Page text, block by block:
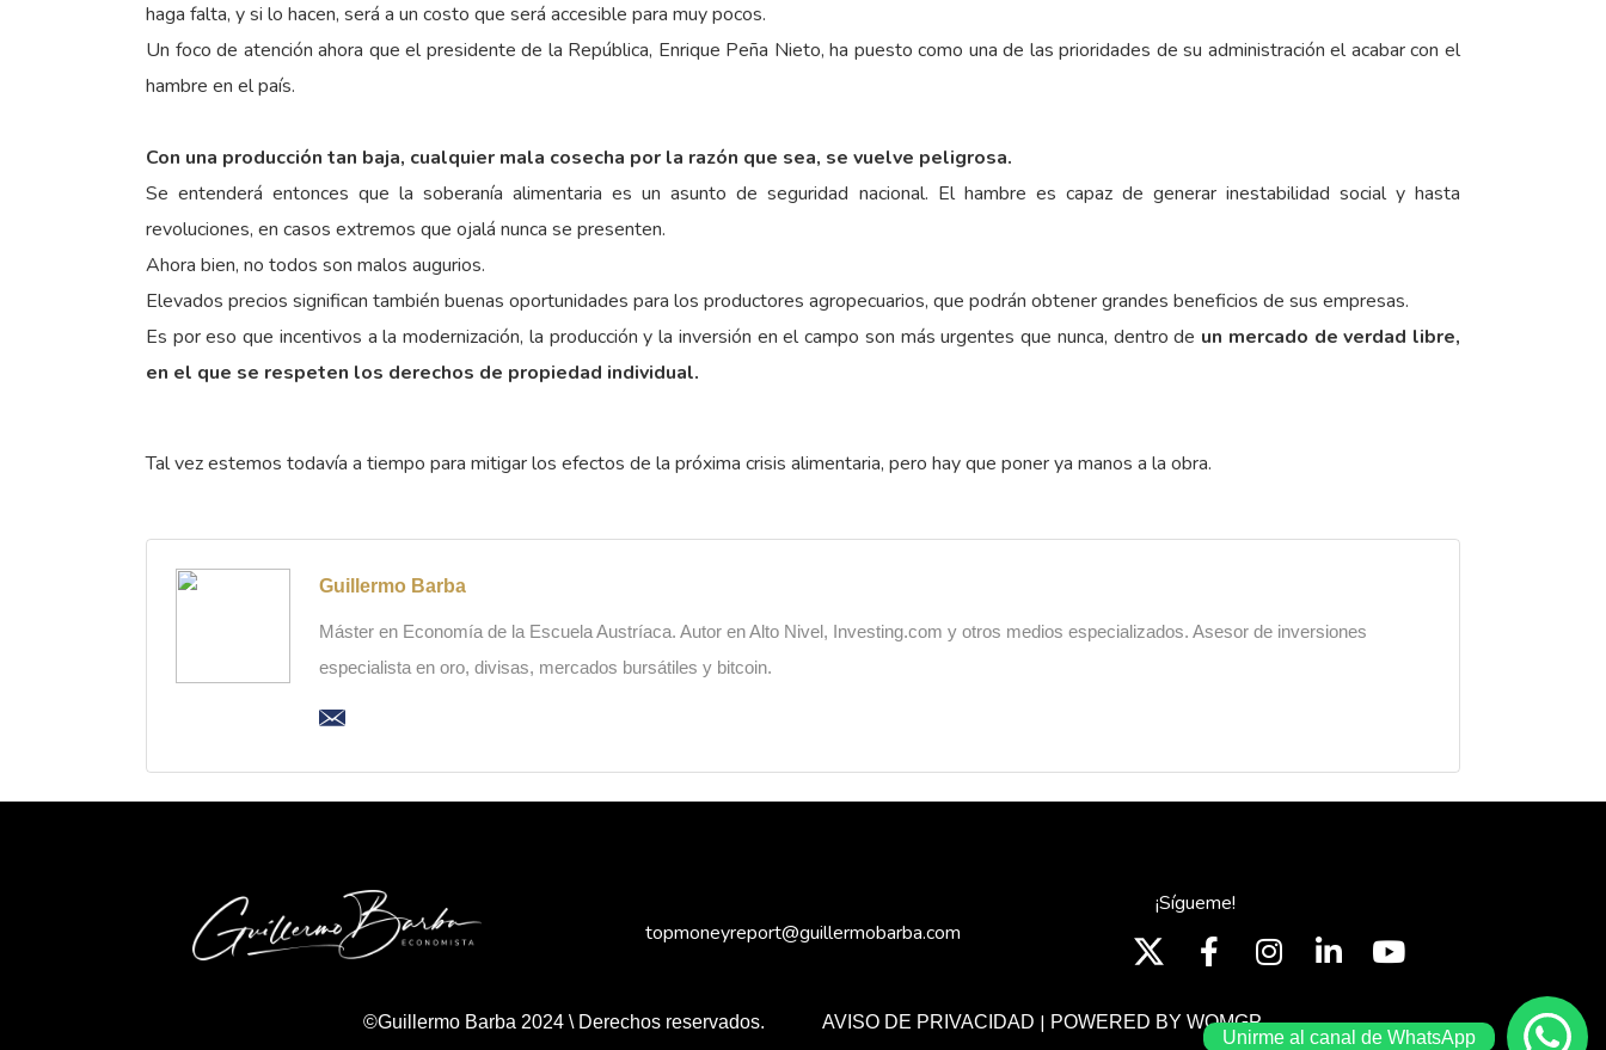
haga falta, y si lo hacen, será a un costo que será accesible para muy pocos.
Un foco de atención ahora que el presidente de la República, Enrique Peña Nieto, ha puesto como una de las prioridades de su administración el acabar con el
hambre en el país.
Con una producción tan baja, cualquier mala cosecha por la razón que sea, se vuelve peligrosa.
Se entenderá entonces que la soberanía alimentaria es un asunto de seguridad nacional. El hambre es capaz de generar inestabilidad social y hasta
revoluciones, en casos extremos que ojalá nunca se presenten.
Ahora bien, no todos son malos augurios.
Elevados precios significan también buenas oportunidades para los productores agropecuarios, que podrán obtener grandes beneficios de sus empresas.
Es por eso que incentivos a la modernización, la producción y la inversión en el campo son más urgentes que nunca, dentro de un mercado de verdad libre,
en el que se respeten los derechos de propiedad individual.
Tal vez estemos todavía a tiempo para mitigar los efectos de la próxima crisis alimentaria, pero hay que poner ya manos a la obra.
Guillermo Barba
Máster en Economía de la Escuela Austríaca. Autor en Alto Nivel, Investing.com y otros medios especializados. Asesor de inversiones
especialista en oro, divisas, mercados bursátiles y bitcoin.
topmoneyreport@guillermobarba.com
¡Sígueme!
©Guillermo Barba 2024 \ Derechos reservados. AVISO DE PRIVACIDAD | POWERED BY WOMGP
Unirme al canal de WhatsApp